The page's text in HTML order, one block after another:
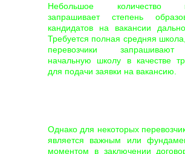
Небольшое количество
запрашивает степень
кандидатов на вакансии
Требуется полная средняя
перевозчики
начальную школу в качестве
для подачи заявки на вакансию.
Однако для некоторых
является важным или
моментом в заключении